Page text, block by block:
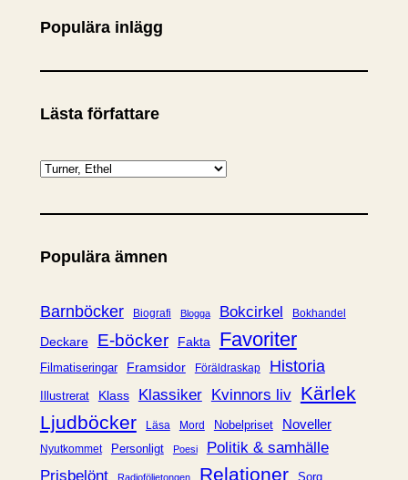
Populära inlägg
Lästa författare
K
t
g
r
i
Populära ämnen
Barnböcker Biografi Blogga Bokcirkel Bokhandel
Deckare E-böcker Fakta Favoriter
Filmatiseringar Framsidor Föräldraskap Historia
Illustrerat Klass Klassiker Kvinnors liv Kärlek
Ljudböcker
Läsa Mord Nobelpriset Noveller
Nyutkommet Personligt Poesi
Politik & samhälle
Prisbelönt
Radioföljetongen Relationer Sorg